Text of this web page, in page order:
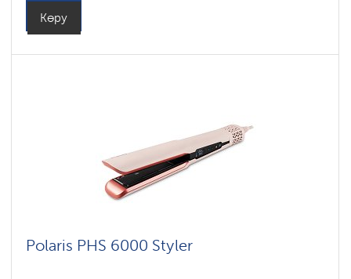
Көру
Polaris PHS 6000 Styler